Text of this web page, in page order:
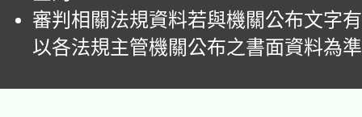
審判相關法規資料若與機關公布文字
以各法規主管機關公布之書面資料為